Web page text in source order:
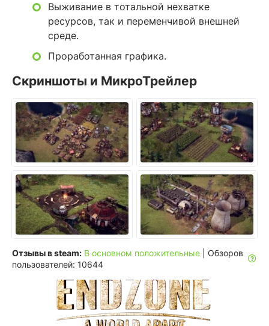
Выживание в тотальной нехватке
ресурсов, так и переменчивой внешней
среде.
Проработанная графика.
Скриншоты и МикроТрейлер
Отзывы в steam: В основном положительные
| Обзоров
пользователей: 10644